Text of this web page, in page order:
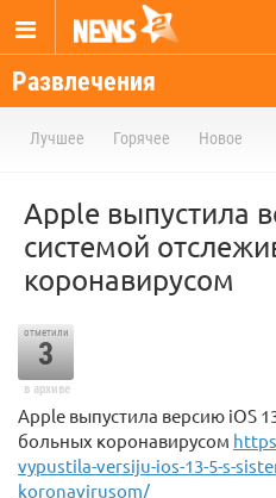
Развлечения
Лучшее Горячее Новое
Apple выпустила
системой
коронавирусом
отметили
3
в архиве
Apple выпустила версию iOS
больных коронавирусом
vypustila-versiju-ios-13-5-s-
koronavirusom/